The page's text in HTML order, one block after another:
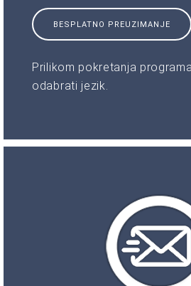
BESPLATNO PREUZIMANJE
Prilikom pokretanja
odabrati jezik.